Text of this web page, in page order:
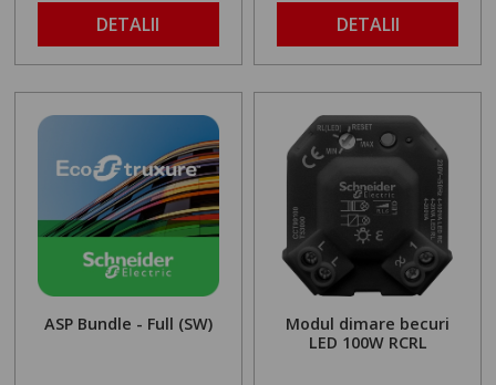
DETALII DETALII
ASP Bundle - Full (SW)
Modul dimare becuri
LED 100W RCRL